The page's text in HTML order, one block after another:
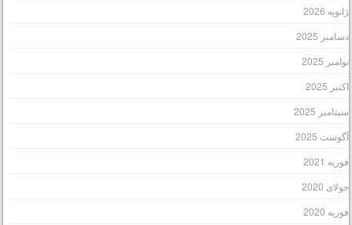
2026
2025
2025
2025
2025
2025
2021
2020
2020